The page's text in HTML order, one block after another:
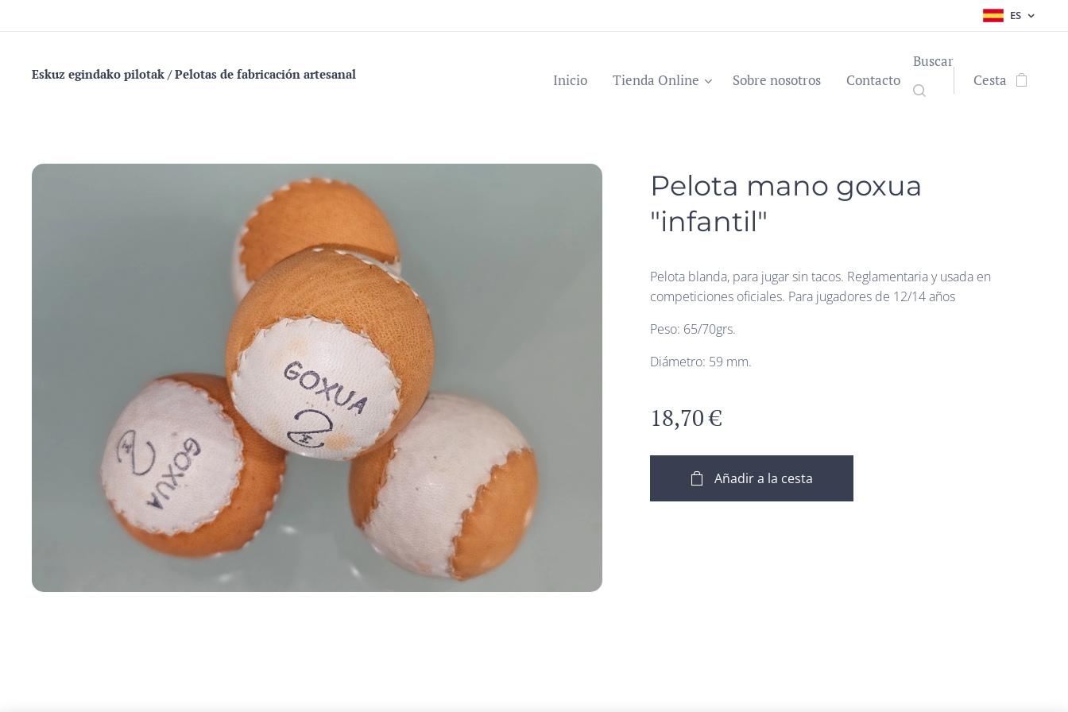
ES
Eskuz egindako pilotak / Pelotas de fabricación artesanal Inicio Tienda Online Sobre nosotros Contacto
Buscar
Cesta
Pelota mano goxua
"infantil"
Pelota blanda, para jugar sin tacos. Reglamentaria y usada en
competiciones oficiales. Para jugadores de 12/14 años
Peso: 65/70grs.
Diámetro: 59 mm.
18,70€
Añadir a la cesta